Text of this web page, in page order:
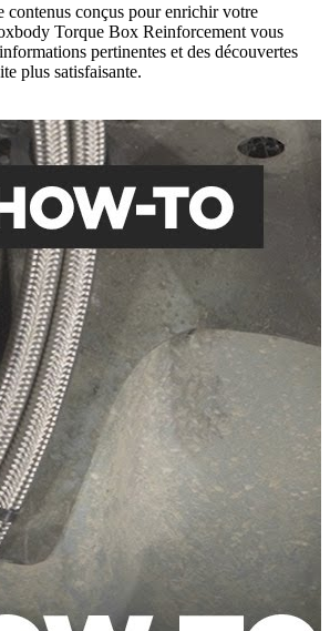
contenus conçus pour enrichir votre
Torque Box Reinforcement vous
pertinentes et des découvertes
plus satisfaisante.